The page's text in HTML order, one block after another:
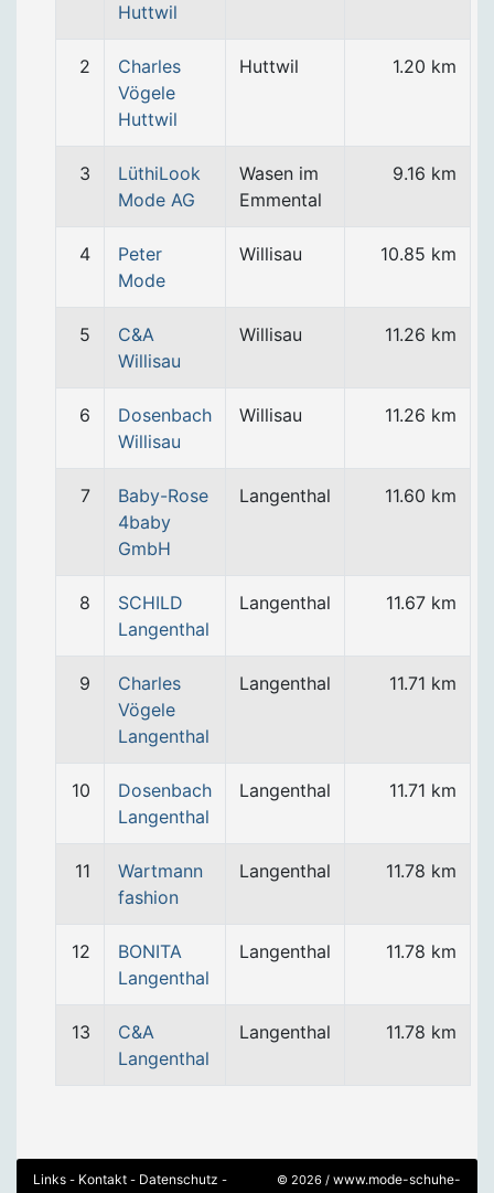
Huttwil
2
Charles
Vögele
Huttwil
Huttwil 1.20 km
3
LüthiLook
Mode AG
Wasen im
Emmental
9.16 km
4
Peter
Mode
Willisau 10.85 km
5
C&A
Willisau
Willisau 11.26 km
6
Dosenbach
Willisau
Willisau 11.26 km
7
Baby-Rose
4baby
GmbH
Langenthal 11.60 km
8
SCHILD
Langenthal
Langenthal 11.67 km
9
Charles
Vögele
Langenthal
Langenthal 11.71 km
10
Dosenbach
Langenthal
Langenthal 11.71 km
11
Wartmann
fashion
Langenthal 11.78 km
12
BONITA
Langenthal
Langenthal 11.78 km
13
C&A
Langenthal
Langenthal 11.78 km
Links - Kontakt - Datenschutz - © 2026 / www.mode-schuhe-